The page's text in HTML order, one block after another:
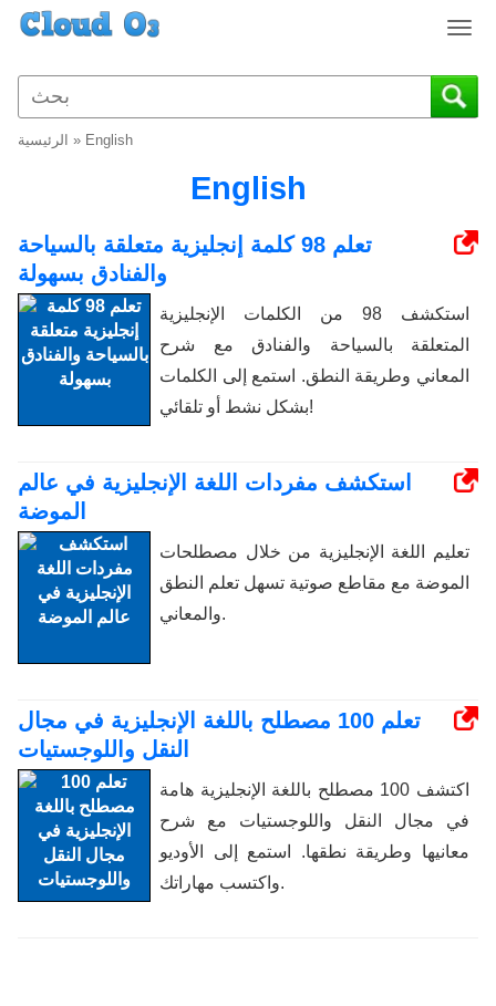
T
g
g
i
t
i
o
الرئيسية » English
English
تعلم 98 كلمة إنجليزية متعلقة بالسياحة
والفنادق بسهولة
استكشف 98 من الكلمات الإنجليزية
المتعلقة بالسياحة والفنادق مع شرح
المعاني وطريقة النطق. استمع إلى الكلمات
بشكل نشط أو تلقائي!
استكشف مفردات اللغة الإنجليزية في عالم
الموضة
تعليم اللغة الإنجليزية من خلال مصطلحات
الموضة مع مقاطع صوتية تسهل تعلم النطق
والمعاني.
تعلم 100 مصطلح باللغة الإنجليزية في مجال
النقل واللوجستيات
اكتشف 100 مصطلح باللغة الإنجليزية هامة
في مجال النقل واللوجستيات مع شرح
معانيها وطريقة نطقها. استمع إلى الأوديو
واكتسب مهاراتك.